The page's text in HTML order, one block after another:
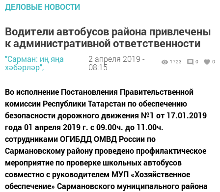
ДЕЛОВЫЕ НОВОСТИ
Водители автобусов района привлечены
к административной ответственности
"Сарман: иң яңа
хәбәрләр",
2 апреля 2019 -
08:15
1723 0 0
Во исполнение Постановления Правительственной
комиссии Республики Татарстан по обеспечению
безопасности дорожного движения №1 от 17.01.2019
года 01 апреля 2019 г. с 09.00ч. до 11.00ч.
сотрудниками ОГИБДД ОМВД России по
Сармановскому району проведено профилактическое
мероприятие по проверке школьных автобусов
совместно с руководителем МУП «Хозяйственное
обеспечение» Сармановского муниципального района